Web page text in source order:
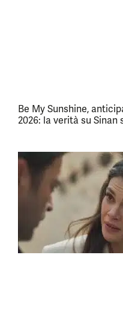
Be My Sunshine,
2026: la verità su Sinan